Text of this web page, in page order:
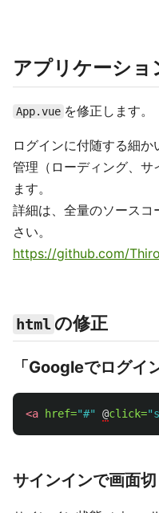
アプリケーショ
App.vue を修正します。
ログインに付随する細
管理（ローディング、サ
ます。
詳細は、全量のソースコ
さい。
https://github.com/
htmlの修正
「Googleでログイ
<a href="#" @click=
サインインで画面切